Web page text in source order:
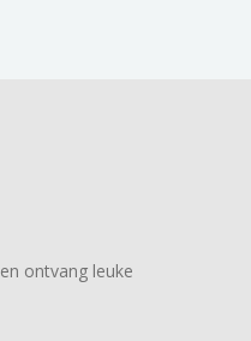
en ontvang leuke